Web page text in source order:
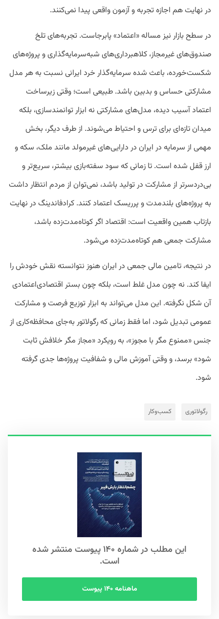
در نهایت هم اجازه‌ تجربه و آزمون واقعی پیدا نمی‌کنند.
در سطح بازار نیز مساله‌ «اعتماد» پابرجاست. تجربه‌های تلخ
صندوق‌های غیرمجاز، کلاهبرداری‌های شبه‌سرمایه‌گذاری و پروژه‌های
شکست‌خورده، باعث شده سرمایه‌گذار خرد ایرانی نسبت به هر مدل
مشارکتی حساس و بدبین باشد. طبیعی است؛ وقتی زیرساخت
اعتماد آسیب دیده، مدل‌های مشارکتی نه ابزار توانمندسازی، بلکه
میدان تازه‌ای برای ترس و احتیاط می‌شوند. از طرف دیگر، بخش
مهمی از سرمایه در ایران در دارایی‌های غیرمولد مانند ملک، سکه و
ارز قفل شده است. تا زمانی که سود سفته‌بازی بیشتر، سریع‌تر و
بی‌دردسرتر از مشارکت در تولید باشد، نمی‌توان از مردم انتظار داشت
به پروژه‌های بلندمدت و پرریسک اعتماد کنند. کرادفاندینگ در نهایت
بازتاب همین واقعیت است: اقتصاد اگر کوتاه‌مدت‌زده باشد،
مشارکت جمعی هم کوتاه‌مدت‌زده می‌شود.
در نتیجه، تامین مالی جمعی در ایران هنوز نتوانسته نقش خودش را
ایفا کند. نه چون مدل غلط است، بلکه چون بستر اقتصادی‌اعتمادی
آن شکل نگرفته. این مدل می‌تواند به ابزار توزیع فرصت و مشارکت
عمومی تبدیل شود، اما فقط زمانی که رگولاتور به‌جای محافظه‌کاری از
جنس «ممنوع مگر با مجوز»، به رویکرد «مجاز مگر خلافش ثابت
شود» برسد، و وقتی آموزش مالی و شفافیت پروژه‌ها جدی گرفته
شود.
رگولاتوری کسب‌وکار
این مطلب در شماره ۱۴۰ پیوست منتشر شده
است.
ماهنامه ۱۴۰ پیوست